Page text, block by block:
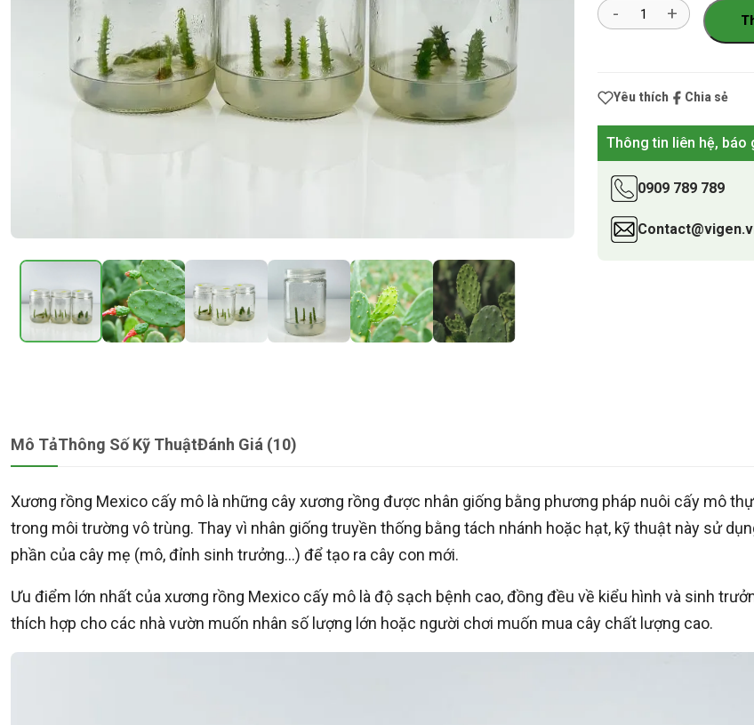
Số
lượng
Yêu thích Chia sẻ
Thông tin liên hệ, báo
0909 789 789
Mô TảThông Số Kỹ ThuậtĐánh Giá (10)
Xương rồng Mexico cấy mô là những cây xương rồng được nhân giống bằng phương pháp nuôi cấy mô
trong môi trường vô trùng. Thay vì nhân giống truyền thống bằng tách nhánh hoặc hạt, kỹ thuật này sử
phần của cây mẹ (mô, đỉnh sinh trưởng…) để tạo ra cây con mới.
Ưu điểm lớn nhất của xương rồng Mexico cấy mô là độ sạch bệnh cao, đồng đều về kiểu hình và sinh
thích hợp cho các nhà vườn muốn nhân số lượng lớn hoặc người chơi muốn mua cây chất lượng cao.